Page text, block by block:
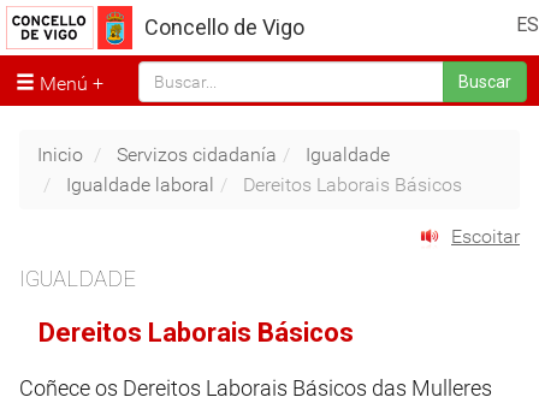
ES
Concello de Vigo
Menú Buscar
Inicio Servizos cidadanía
Igualdade
Igualdade laboral
Dereitos Laborais Básicos
Escoitar
IGUALDADE
Dereitos Laborais Básicos
Coñece os Dereitos Laborais Básicos das Mulleres